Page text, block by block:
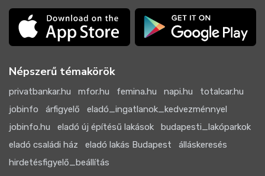
Népszerű témakörök
privatbankar.hu mfor.hu femina.hu napi.hu
totalcar.hu
jobinfo
árfigyelő
eladó_ingatlanok_kedvezménnyel
jobinfo.hu
eladó új építésű lakások
budapesti_lakóparkok
eladó családi ház
eladó lakás Budapest
álláskeresés
hirdetésfigyelő_beállítás